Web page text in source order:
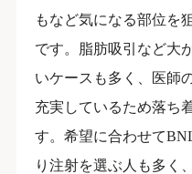
もなど気になる部位を
です。脂肪吸引など大
いケースも多く、医師
充実しているため落ち
す。希望に合わせて
り注射を選ぶ人も多く